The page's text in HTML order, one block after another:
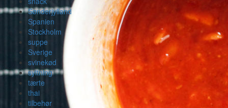
Sønderjylland
Spanien
Stockholm
suppe
Sverige
svinekød
syltning
tærte
thai
tilbehør